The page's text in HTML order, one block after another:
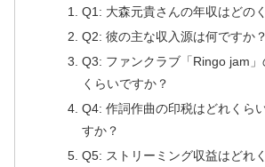
Q1: 大森元貴さんの年収はどの
Q2: 彼の主な収入源は何ですか？
Q3: ファンクラブ「Ringo jam
くらいですか？
Q4: 作詞作曲の印税はどれくら
すか？
Q5: ストリーミング収益はどれ